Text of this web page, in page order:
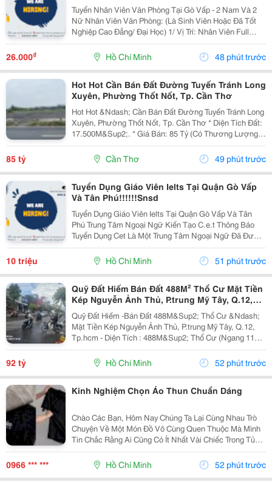
Tuyển Nhân Viên Văn Phòng Tại Gò Vấp - 2 Nam Và 2
Nữ Nhân Viên Văn Phòng: (Là Sinh Viên Hoặc Đã Tốt
Nghiệp Cao Đẳng/ Đại Học) 1/ Vị Trí: Nhân Viên Full
Time (2 Nam 2 Nữ) Ca Làm: 13:00 Đến 21:00 (1 Tháng
Được Nghỉ Phép 1 Ngày, Và Hưởng Các Ngày...
26.000₫ Hồ Chí Minh 48 phút trước
Hot Hot Cần Bán Đất Đường Tuyến Tránh Long
Xuyên, Phường Thốt Nốt, Tp. Cần Thơ
Hot Hot &Ndash; Cần Bán Đất Đường Tuyến Tránh Long
Xuyên, Phường Thốt Nốt, Tp. Cần Thơ * Diện Tích Đất:
17.500M&Sup2;. * Giá Bán: 85 Tỷ (Có Thương Lượng).
* Đất Ở Đô Thị 1.420M2, Mặt Tiền Rộng 40M, 16.100 M2
Trồng Lúa. Hướng Đông. * Vị Trí: Mặt...
85 tỷ Cần Thơ 49 phút trước
Tuyển Dụng Giáo Viên Ielts Tại Quận Gò Vấp
Và Tân Phú!!!!!!Snsd
Tuyển Dụng Giáo Viên Ielts Tại Quận Gò Vấp Và Tân
Phú Trung Tâm Ngoại Ngữ Kiến Tạo C.e.t Thông Báo
Tuyển Dụng Cet Là Một Trung Tâm Ngoại Ngữ Đã Được
Thành Lập 16 Năm Chuyên Về Chương Trình Anh Văn
Học Thuật Ielts &Ndash; Toefl Ibt. Trung Tâm...
10 triệu Hồ Chí Minh 51 phút trước
Quỹ Đất Hiếm Bán Đất 488M² Thổ Cư Mặt Tiền
Kép Nguyễn Ảnh Thủ, P.trung Mỹ Tây, Q.12,
Tp.hcm
Quỹ Đất Hiếm -Bán Đất 488M&Sup2; Thổ Cư &Ndash;
Mặt Tiền Kép Nguyễn Ảnh Thủ, P.trung Mỹ Tây, Q.12,
Tp.hcm - Diện Tích : 488M&Sup2; Thổ Cư (Ngang 11M
X 45M) - Giá Bán : 92 Tỷ (Thương Lượng) Mặt Tiền Kép
Nguyễn Ảnh Thủ, Mặt Sau Thông Ra Đường...
92 tỷ Hồ Chí Minh 52 phút trước
Kinh Nghiệm Chọn Áo Thun Chuẩn Dáng
Chào Các Bạn, Hôm Nay Chúng Ta Lại Cùng Nhau Trò
Chuyện Về Một Món Đồ Vô Cùng Quen Thuộc Mà Mình
Tin Chắc Rằng Ai Cũng Có Ít Nhất Vài Chiếc Trong Tủ
Quần Áo. Đó Chính Là Chiếc Áo Thun. Mặc Dù Là Một
Trang Phục Cơ Bản, Dễ Mặc Và Dễ Phối Đồ, Nhưng
0966 *** *** Hồ Chí Minh 52 phút trước